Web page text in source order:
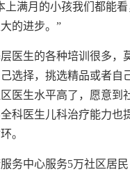
上满月的小孩我们都能看
的进步。”
医生的各种培训很多，
选择，挑选精品或者自
医生水平高了，愿意到
科医生儿科治疗能力也
。
务中心服务5万社区居民